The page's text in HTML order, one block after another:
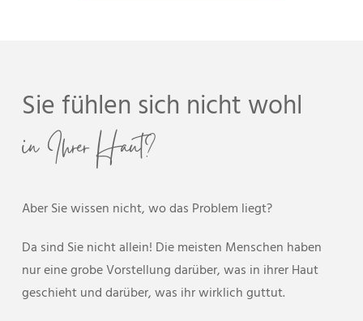
Sie fühlen sich nicht wohl
in Ihrer Haut?
Aber Sie wissen nicht, wo das Problem liegt?
Da sind Sie nicht allein! Die meisten Menschen haben
nur eine grobe Vorstellung darüber, was in ihrer Haut
geschieht und darüber, was ihr wirklich guttut.